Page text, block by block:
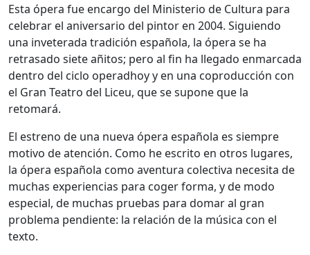
Esta ópera fue encargo del Ministerio de Cultura para
celebrar el aniversario del pintor en 2004. Siguiendo
una inveterada tradición española, la ópera se ha
retrasado siete añitos; pero al fin ha llegado enmarcada
dentro del ciclo operadhoy y en una coproducción con
el Gran Teatro del Liceu, que se supone que la
retomará.
El estreno de una nueva ópera española es siempre
motivo de atención. Como he escrito en otros lugares,
la ópera española como aventura colectiva necesita de
muchas experiencias para coger forma, y de modo
especial, de muchas pruebas para domar al gran
problema pendiente: la relación de la música con el
texto.